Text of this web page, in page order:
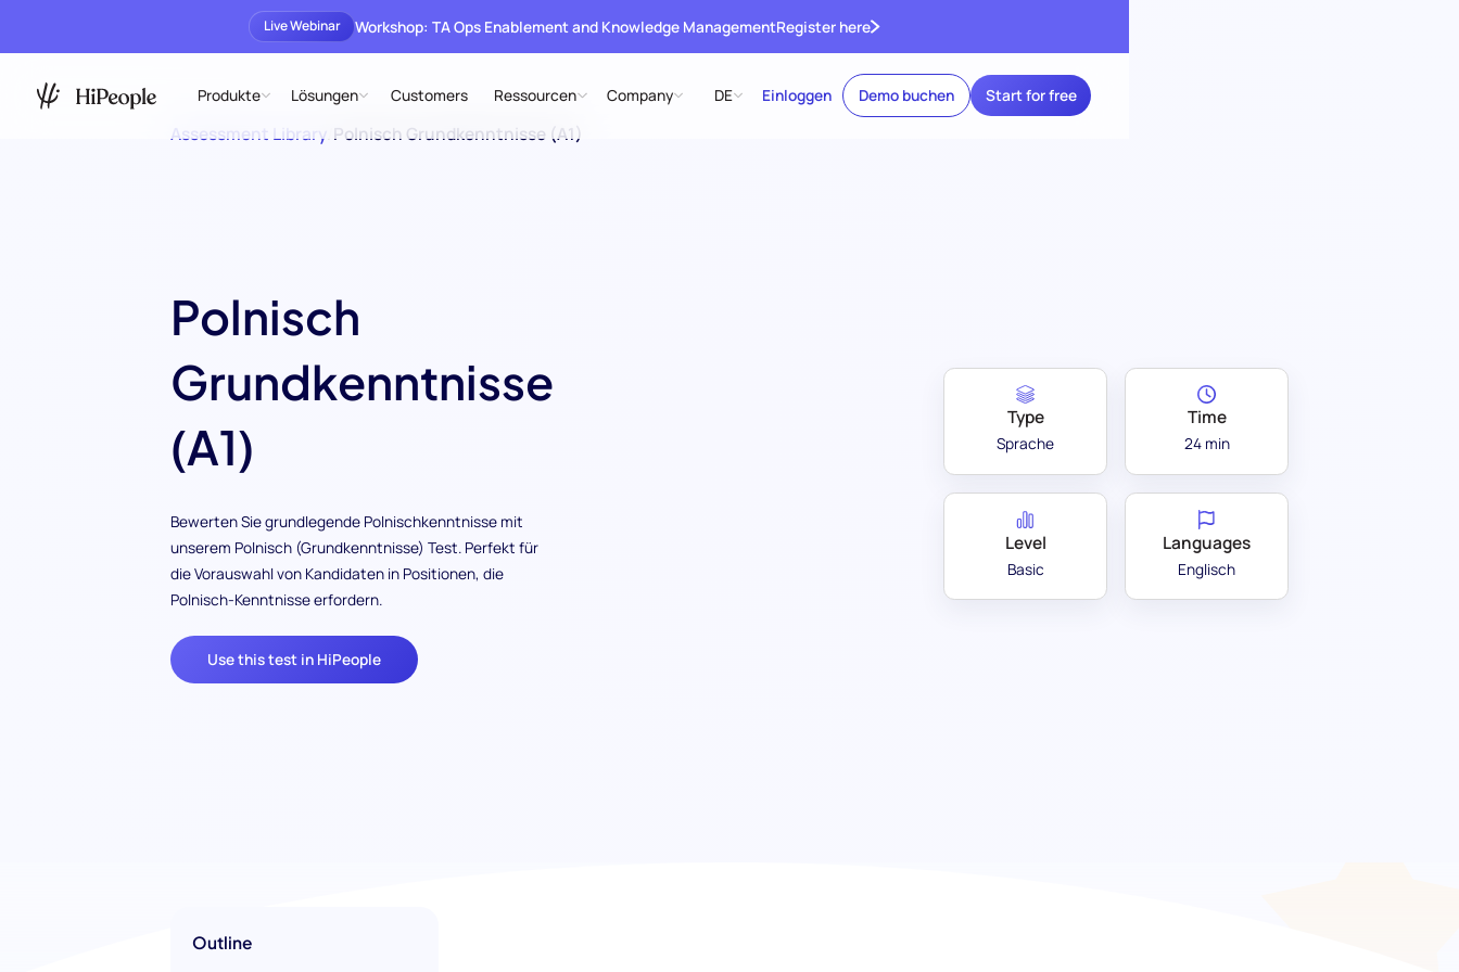
Live Webinar Workshop: TA Ops Enablement and Knowledge ManagementRegister here
Produkte Lösungen Customers Ressourcen Company DE Einloggen Demo buchen Start for free
Assessment Library Polnisch Grundkenntnisse (A1)
Polnisch
Grundkenntnisse
(A1)
Bewerten Sie grundlegende Polnischkenntnisse mit
unserem Polnisch (Grundkenntnisse) Test. Perfekt für
die Vorauswahl von Kandidaten in Positionen, die
Polnisch-Kenntnisse erfordern.
Use this test in HiPeople
Type
Sprache
Time
24 min
Level
Basic
Languages
Englisch
Outline